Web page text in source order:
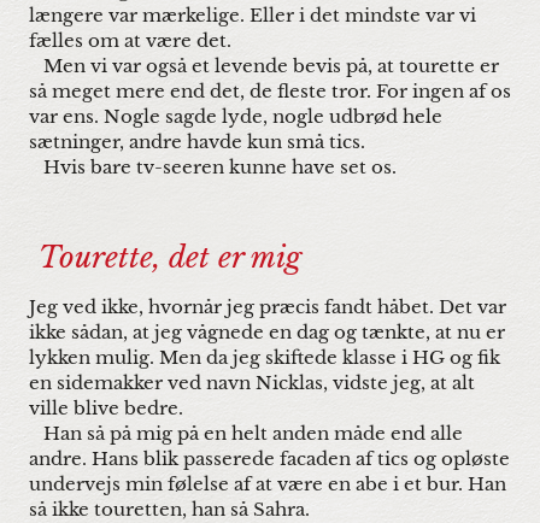
længere var mærkelige. Eller i det mindste var vi
fælles om at være det.
Men vi var også et levende bevis på, at tourette er
så meget mere end det, de fleste tror. For ingen af os
var ens. Nogle sagde lyde, nogle udbrød hele
sætninger, andre havde kun små tics.
Hvis bare tv-seeren kunne have set os.
Tourette, det er mig
Jeg ved ikke, hvornår jeg præcis fandt håbet. Det var
ikke sådan, at jeg vågnede en dag og tænkte, at nu er
lykken mulig. Men da jeg skiftede klasse i HG og fik
en sidemakker ved navn Nicklas, vidste jeg, at alt
ville blive bedre.
Han så på mig på en helt anden måde end alle
andre. Hans blik passerede facaden af tics og opløste
undervejs min følelse af at være en abe i et bur. Han
så ikke touretten, han så Sahra.